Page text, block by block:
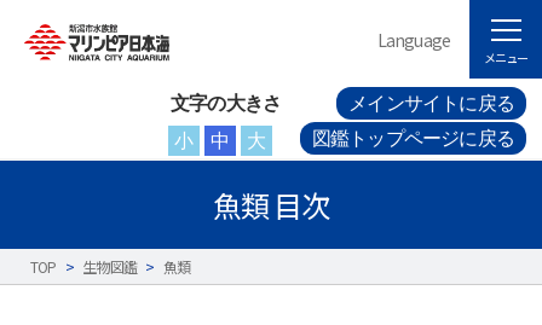
文字の大きさ
小
中 大
メインサイトに戻る
図鑑トップページに戻る
Language
メニュー
魚類 目次
TOP > 生物図鑑 > 魚類